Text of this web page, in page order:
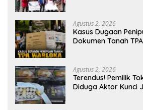
Agustus 2, 2026
Kasus Dugaan
Dokumen Tanah
Memasuki Fase
Agustus 2, 2026
Terendus! Pemilik
Diduga Aktor Kunci